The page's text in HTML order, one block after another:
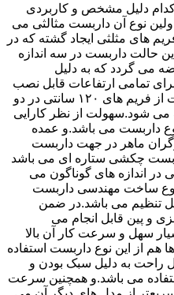
کدام دلیل مشخص و کاربردی
نوع آن داربست مثالثی می
های مثلثی ایجاد گشته که در
حالت داربست در سه اندازه
و عرضه می گردد که به دلیل
تمامی ارتفاعات قابل نصب
می باشد و همچنین این نوع داربست از فریم های ۱۲۰ سانتی در دو
می شود.سهولت از نظر کارایی
داربست می باشد.و عمده
ماهر در جهت داربست
چکشی ستاره ای می باشد
در اندازه های گوناگون می
نوع ساخت مهندسی داربست
تنظیم می باشد.در ضمن
و پین قابل انجام می
سهل و سرعت کار آن بالا
هم از این نوع داربست استفاده
راحت به دلیل سبک بودن و
استفاده می باشد.و همچنین سرعت